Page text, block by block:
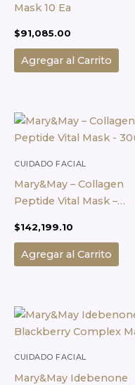
Mask 10 Ea
$91,085.00
Agregar al Carrito
CUIDADO FACIAL
Mary&May – Collagen
Peptide Vital Mask –
$142,199.10
Agregar al Carrito
CUIDADO FACIAL
Mary&May Idebenone